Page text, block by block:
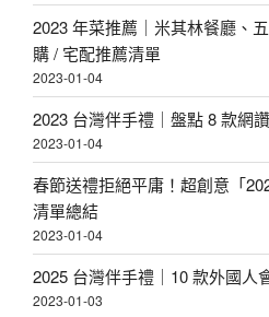
2023 年菜推薦｜米其林餐廳、
購 / 宅配推薦清單
2023-01-04
2023 台灣伴手禮｜盤點 8 款網
2023-01-04
春節送禮拒絕平庸！超創意「
清單總結
2023-01-04
2025 台灣伴手禮｜10 款外國人
2023-01-03